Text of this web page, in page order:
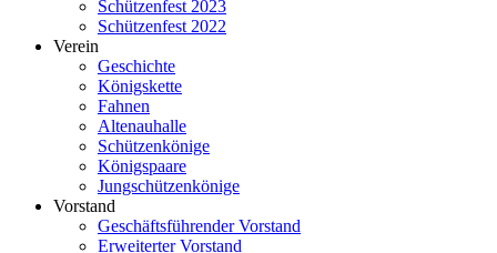
Schützenfest 2023
Schützenfest 2022
Verein
Geschichte
Königskette
Fahnen
Altenauhalle
Schützenkönige
Königspaare
Jungschützenkönige
Vorstand
Geschäftsführender Vorstand
Erweiterter Vorstand